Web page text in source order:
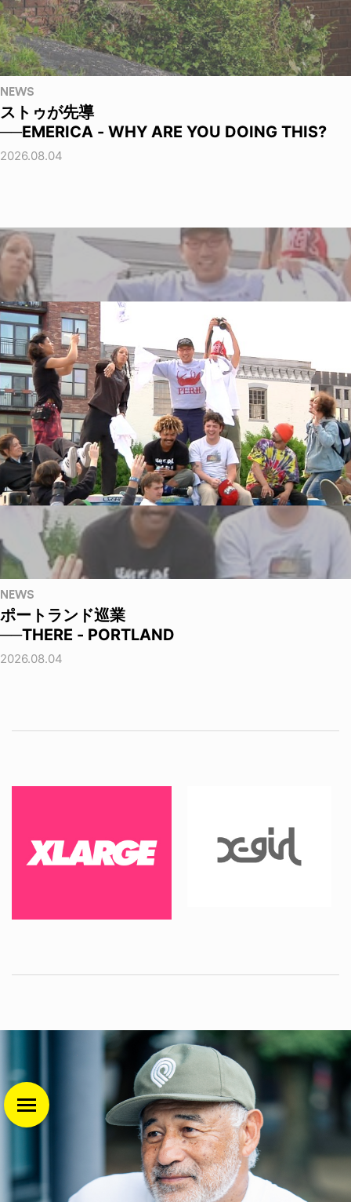
NEWS
ストゥが先導
──EMERICA - WHY ARE YOU DOING THIS?
2026.08.04
NEWS
ポートランド巡業
──THERE - PORTLAND
2026.08.04